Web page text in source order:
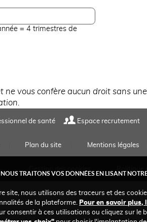
= 4 trimestres de
vous confère aucun droit sans
de santé Espace recrutement
Plan du site Mentions légales
Gestion des cookies
TRAITONS VOS DONNÉES EN LISANT
site, nous utilisons des traceurs et des
de la plateforme. Pour en savoir plus,
consentir à ces utilisations ou cliquez sur le